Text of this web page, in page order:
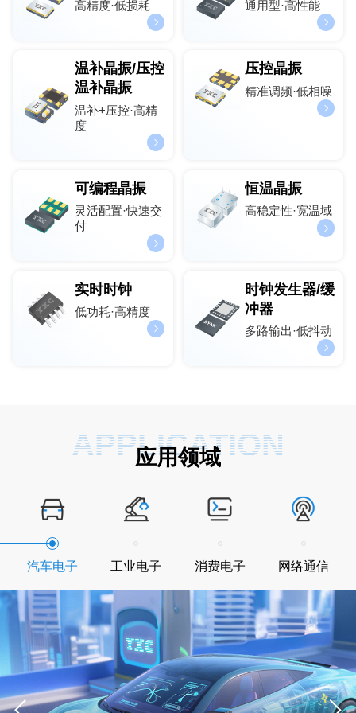
高精度·低损耗 通用型·高性能
温补晶振/压控
温补晶振
温补+压控·高精
度
压控晶振
精准调频·低相噪
可编程晶振
灵活配置·快速交
付
恒温晶振
高稳定性·宽温域
实时时钟
低功耗·高精度
时钟发生器/缓
冲器
多路输出·低抖动
APPLICATION
应用领域
汽车电子 工业电子 消费电子 网络通信